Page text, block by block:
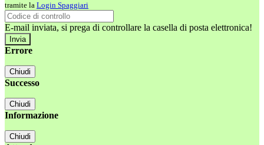
tramite la Login Spaggiari
E-mail inviata, si prega di controllare la casella di posta elettronica!
Errore
Chiudi
Successo
Chiudi
Informazione
Chiudi